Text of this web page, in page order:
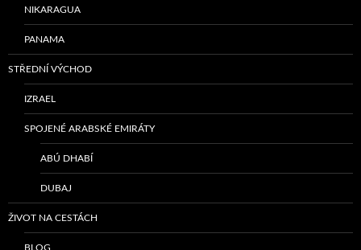
NIKARAGUA
PANAMA
STŘEDNÍ VÝCHOD
IZRAEL
SPOJENÉ ARABSKÉ EMIRÁTY
ABÚ DHABÍ
DUBAJ
ŽIVOT NA CESTÁCH
BLOG